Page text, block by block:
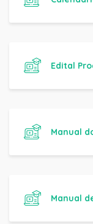
Edital
Manual
Manual